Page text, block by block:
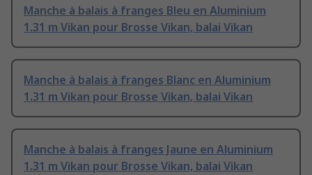
Manche à balais à franges Bleu en Aluminium
1.31 m Vikan pour Brosse Vikan, balai Vikan
Manche à balais à franges Blanc en Aluminium
1.31 m Vikan pour Brosse Vikan, balai Vikan
Manche à balais à franges Jaune en Aluminium
1.31 m Vikan pour Brosse Vikan, balai Vikan